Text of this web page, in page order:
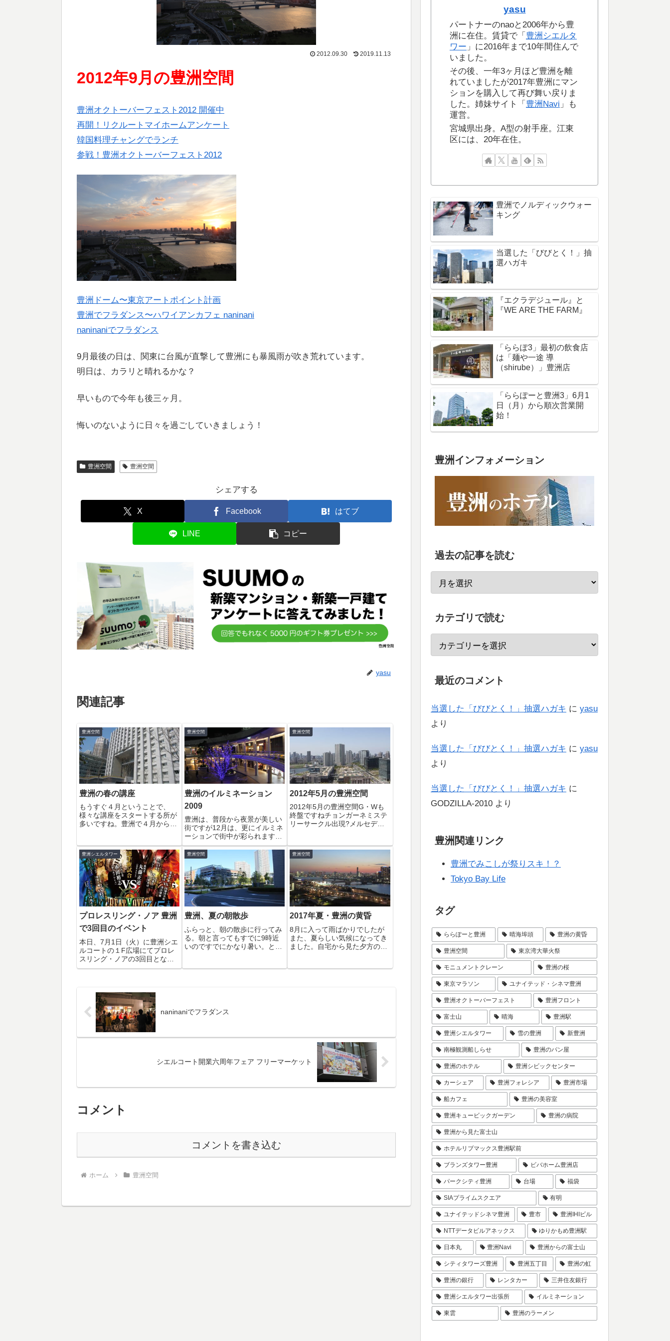
2012.09.30 2019.11.13
2012年9月の豊洲空間
豊洲オクトーバーフェスト2012 開催中
再開！リクルートマイホームアンケート
韓国料理チャングでランチ
参戦！豊洲オクトーバーフェスト2012
豊洲ドーム〜東京アートポイント計画
豊洲でフラダンス〜ハワイアンカフェ naninani
naninaniでフラダンス
9月最後の日は、関東に台風が直撃して豊洲にも暴風雨が吹き荒れています。
明日は、カラリと晴れるかな？
早いもので今年も後三ヶ月。
悔いのないように日々を過ごしていきましょう！
豊洲空間 豊洲空間
シェアする
X Facebook はてブ
LINE コピー
yasu
関連記事
豊洲空間
豊洲の春の講座
もうすぐ４月ということで、
様々な講座をスタートする所が
多いですね。豊洲で４月からス
★☆豊洲文化センター☆★■簡
単ボディートレーニング講師：
ドゥ・スポーツインストラクタ
ー講師期間：平成19...
豊洲空間
豊洲のイルミネーション
2009
豊洲は、普段から夜景が美しい
街ですが12月は、更にイルミネ
ーションで街中が彩られます。
こちらは、豊洲駅のあいプラ
ザ。NTTデータビルにイルミネ
ーションが映えますね～っ。あ
いプラザから階段で上に昇ると
豊洲タワーとイルミネーション
の対比による光...
豊洲空間
2012年5月の豊洲空間
2012年5月の豊洲空間G・Wも
終盤ですねチョンガーネミステ
リーサークル出現?メルセデ
いもので2012年も半分が終わる
月になります。梅雨、夏に向け
て頑張っていきましょう！
豊洲シエルタワー
プロレスリング・ノア 豊洲
で3回目のイベント
本日、7月1日（火）に豊洲シエ
ルコートの１F広場にてプロレ
スリング・ノアの3回目となる
イベントが開催されます。ポス
うです。なかなか、好評なんで
しょうね。当日は、豊洲シエル
コート１F広場...
豊洲空間
豊洲、夏の朝散歩
ふらっと、朝の散歩に行ってみ
る。朝と言ってもすでに9時近
いのですでにかなり暑い。とい
豊洲空間
2017年夏・豊洲の黄昏
8月に入って雨ばかりでしたが
また、夏らしい気候になってき
ました。自宅から見た夕方の豊
naninaniでフラダンス
シエルコート開業六周年フェア フリーマーケット
コメント
コメントを書き込む
ホーム 豊洲空間
yasu
パートナーのnaoと2006年から豊
洲に在住。賃貸で「 豊洲シエルタ
ワー 」に2016年まで10年間住んで
いました。
その後、一年3ヶ月ほど豊洲を離
れていましたが2017年豊洲にマン
ションを購入して再び舞い戻りま
した。姉妹サイト「 豊洲Navi 」も
運営。
宮城県出身。A型の射手座。江東
区には、20年在住。
豊洲でノルディックウォー
キング
当選した「びびとく！」抽
選ハガキ
『エクラデジュール』と
『WE ARE THE FARM』
「ららぽ3」最初の飲食店
は「麺や一途 導
（shirube）」豊洲店
「ららぽーと豊洲3」6月1
日（月）から順次営業開
始！
豊洲インフォメーション
過去の記事を読む
カテゴリで読む
最近のコメント
当選した「びびとく！」抽選ハガキ に yasu
より
当選した「びびとく！」抽選ハガキ に yasu
より
当選した「びびとく！」抽選ハガキ に
GODZILLA-2010 より
豊洲関連リンク
豊洲でみこしが祭りスキ！？
Tokyo Bay Life
タグ
ららぽーと豊洲 晴海埠頭 豊洲の黄昏
豊洲空間 東京湾大華火祭
モニュメントクレーン 豊洲の桜
東京マラソン ユナイテッド・シネマ豊洲
豊洲オクトーバーフェスト 豊洲フロント
富士山 晴海 豊洲駅
豊洲シエルタワー 雪の豊洲 新豊洲
南極観測船しらせ 豊洲のパン屋
豊洲のホテル 豊洲シビックセンター
カーシェア 豊洲フォレシア 豊洲市場
船カフェ 豊洲の美容室
豊洲キュービックガーデン 豊洲の病院
豊洲から見た富士山
ホテルリブマックス豊洲駅前
ブランズタワー豊洲 ビバホーム豊洲店
パークシティ豊洲 台場 福袋
SIAプライムスクエア 有明
ユナイテッドシネマ豊洲 豊市 豊洲IHIビル
NTTデータビルアネックス ゆりかもめ豊洲駅
日本丸 豊洲Navi 豊洲からの富士山
シティタワーズ豊洲 豊洲五丁目 豊洲の虹
豊洲の銀行 レンタカー 三井住友銀行
豊洲シエルタワー出張所 イルミネーション
東雲 豊洲のラーメン